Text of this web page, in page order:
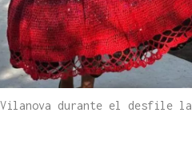
durante el desfile